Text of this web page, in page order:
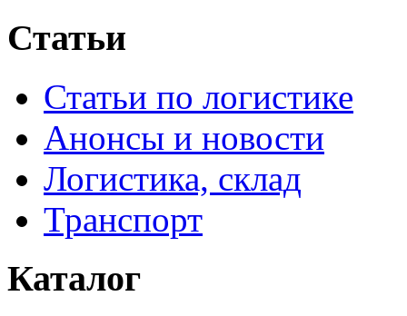
Статьи
Статьи по логистике
Анонсы и новости
Логистика, склад
Транспорт
Каталог